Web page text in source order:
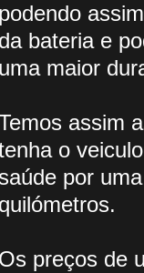
podendo
da bateria e
uma maior
assim
o
saúde por
quilómetros.
Os preços de